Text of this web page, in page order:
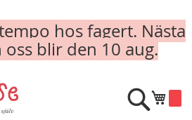
hos fagert. Nästa
blir den 10 aug.
Min
Sök